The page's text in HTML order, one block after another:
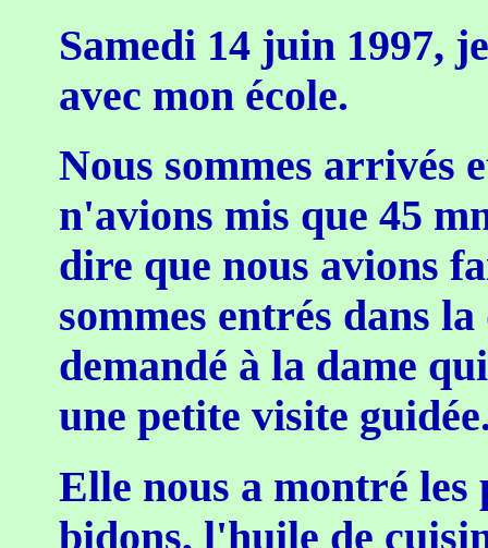
Samedi 14 juin 1997,
avec mon école.
Nous sommes arrivés
n'avions mis que 45
dire que nous avions
sommes entrés dans
demandé à la dame
une petite visite
Elle nous a montré
bidons, l'huile de